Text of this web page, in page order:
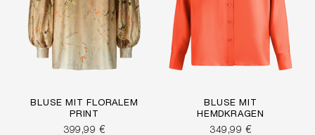
BLUSE MIT FLORALEM
PRINT
399,99 €
BLUSE MIT
HEMDKRAGEN
349,99 €